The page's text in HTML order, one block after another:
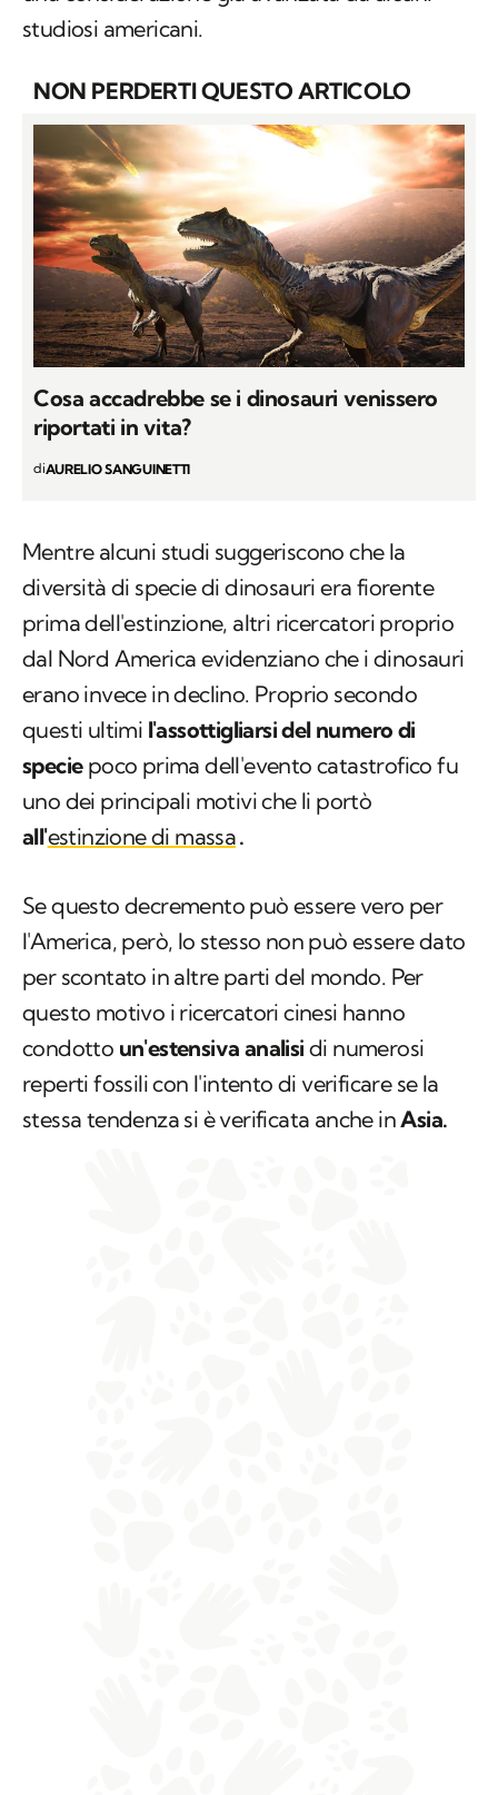
una considerazione già avanzata da alcuni
NON PERDERTI QUESTO ARTICOLO
Cosa accadrebbe se i dinosauri venissero
riportati in vita?
Mentre alcuni studi suggeriscono che la
diversità di specie di dinosauri era fiorente
prima dell'estinzione, altri ricercatori proprio
dal Nord America evidenziano che i dinosauri
erano invece in declino. Proprio secondo
questi ultimil'assottigliarsi del numero di
speciepoco prima dell'evento catastrofico fu
uno dei principali motivi che li portò
Se questo decremento può essere vero per
l'America, però, lo stesso non può essere dato
per scontato in altre parti del mondo. Per
questo motivo i ricercatori cinesi hanno
condottoun'estensiva analisidi numerosi
reperti fossili con l'intento di verificare se la